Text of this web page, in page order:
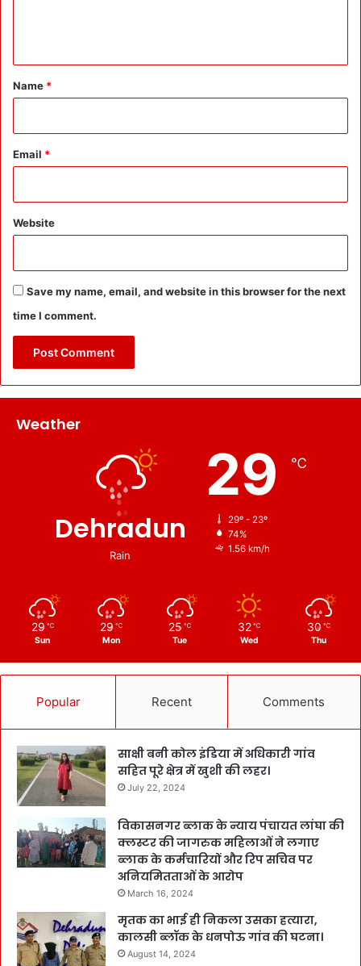
*
Name *
Email *
Website
Save my name, email, and website in this browser for the next
time I comment.
Weather
Dehradun
Rain
29 ℃
29º - 23º
74%
1.56 km/h
29 ℃
Sun
29 ℃
Mon
25 ℃
Tue
32 ℃
Wed
30 ℃
Thu
Popular Recent Comments
साक्षी बनी कोल इंडिया में अधिकारी गांव
सहित पूरे क्षेत्र में खुशी की लहर।
July 22, 2024
विकासनगर ब्लाक के न्याय पंचायत लांघा की
क्लस्टर की जागरुक महिलाओं ने लगाए
ब्लाक के कर्मचारियों और रिप सचिव पर
अनियमितताओं के आरोप
March 16, 2024
मृतक का भाई ही निकला उसका हत्यारा,
कालसी ब्लॉक के धनपोऊ गांव की घटना।
August 14, 2024